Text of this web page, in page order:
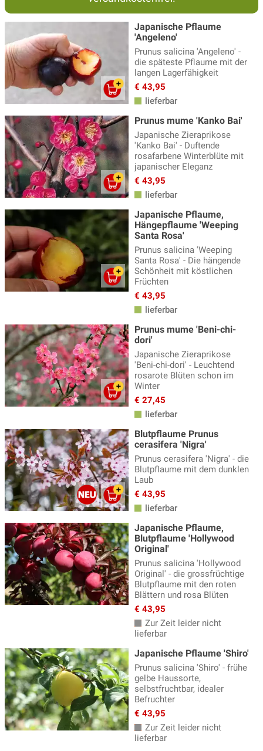
Japanische Pflaume
'Angeleno'
Prunus salicina 'Angeleno' -
die späteste Pflaume mit der
langen Lagerfähigkeit
€ 43,95
lieferbar
Prunus mume 'Kanko Bai'
Japanische Zieraprikose
'Kanko Bai' - Duftende
rosafarbene Winterblüte mit
japanischer Eleganz
€ 43,95
lieferbar
Japanische Pflaume,
Hängepflaume 'Weeping
Santa Rosa'
Prunus salicina 'Weeping
Santa Rosa' - Die hängende
Schönheit mit köstlichen
Früchten
€ 43,95
lieferbar
Prunus mume 'Beni-chi-
dori'
Japanische Zieraprikose
'Beni-chi-dori' - Leuchtend
rosarote Blüten schon im
Winter
€ 27,45
lieferbar
Blutpflaume Prunus
cerasifera 'Nigra'
Prunus cerasifera 'Nigra' - die
Blutpflaume mit dem dunklen
Laub
€ 43,95
lieferbar
Japanische Pflaume,
Blutpflaume 'Hollywood
Original'
Prunus salicina 'Hollywood
Original' - die grossfrüchtige
Blutpflaume mit den roten
Blättern und rosa Blüten
€ 43,95
Zur Zeit leider nicht
lieferbar
Japanische Pflaume 'Shiro'
Prunus salicina 'Shiro' - frühe
gelbe Haussorte,
selbstfruchtbar, idealer
Befruchter
€ 43,95
Zur Zeit leider nicht
lieferbar